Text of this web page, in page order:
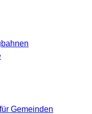
Gemeinden